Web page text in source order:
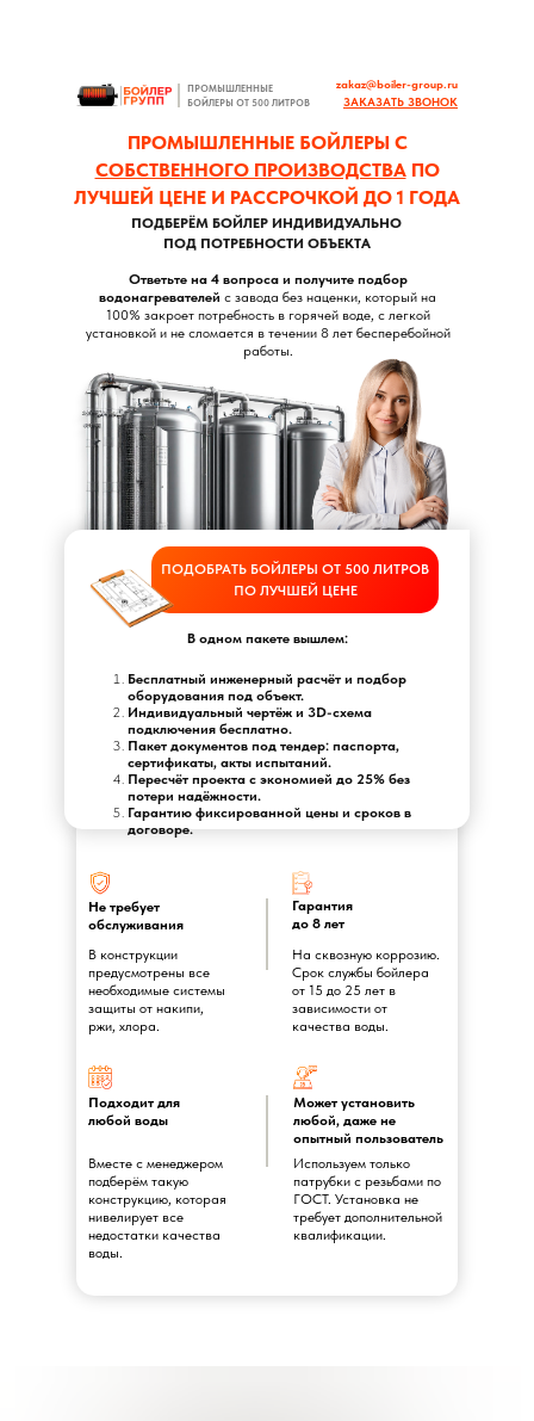
Ответьте на 4 вопроса и получите подбор
водонагревателей с завода без наценки, который на
100% закроет потребность в горячей воде, с легкой
установкой и не сломается в течении 8 лет бесперебойной
работы.
В одном пакете вышлем:
Бесплатный инженерный расчёт и подбор
оборудования под объект.
Индивидуальный чертёж и 3D-схема
подключения бесплатно.
Пакет документов под тендер: паспорта,
сертификаты, акты испытаний.
Пересчёт проекта с экономией до 25% без
потери надёжности.
Гарантию фиксированной цены и сроков в
договоре.
ПРОМЫШЛЕННЫЕ БОЙЛЕРЫ С
СОБСТВЕННОГО ПРОИЗВОДСТВАПО
ЛУЧШЕЙ ЦЕНЕ И РАССРОЧКОЙ ДО 1 ГОДА
ПОДБЕРЁМ БОЙЛЕР ИНДИВИДУАЛЬНО
ПОД ПОТРЕБНОСТИ ОБЪЕКТА
Не требует
обслуживания
В конструкции
предусмотрены все
необходимые системы
защиты от накипи,
ржи, хлора.
Гарантия
до 8 лет
ПРОМЫШЛЕННЫЕ
БОЙЛЕРЫ ОТ 500 ЛИТРОВ
На сквозную коррозию.
Срок службы бойлера
от 15 до 25 лет в
зависимости от
качества воды.
Подходит для
любой воды
Вместе с менеджером
подберём такую
конструкцию, которая
нивелирует все
недостатки качества
воды.
Может установить
любой, даже не
опытный пользователь
Используем только
патрубки с резьбами по
ГОСТ. Установка не
требует дополнительной
квалификации.
zakaz@boiler-group.ru
ЗАКАЗАТЬ ЗВОНОК
ПОДОБРАТЬ БОЙЛЕРЫ ОТ 500 ЛИТРОВ
ПО ЛУЧШЕЙ ЦЕНЕ